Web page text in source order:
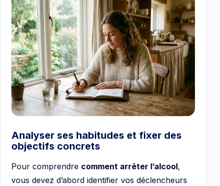
Analyser ses habitudes et fixer des
objectifs concrets
Pour comprendre comment arrêter l’alcool,
vous devez d’abord identifier vos déclencheurs